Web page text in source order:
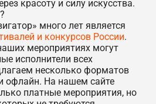
красоту и силу искусства.
много лет является
и конкурсов России.
мероприятиях могут
исполнители всех
несколько форматов
офлайн. На нашем сайте
платные мероприятия, но